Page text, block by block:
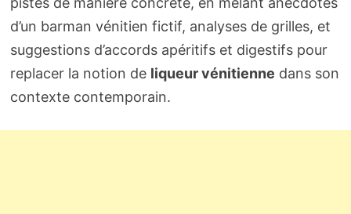
d’un barman vénitien fictif, analyses de grilles, et
suggestions d’accords apéritifs et digestifs pour
replacer la notion de liqueur vénitienne dans son
contexte contemporain.